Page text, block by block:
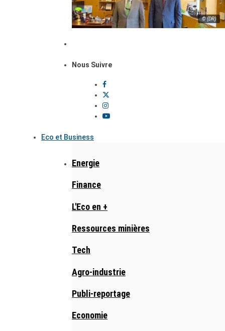
© (DR)
Nous Suivre
Eco et Business
Energie
Finance
L'Eco en +
Ressources minières
Tech
Agro-industrie
Publi-reportage
Economie